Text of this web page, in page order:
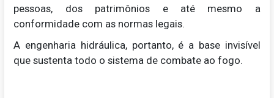
pessoas, dos patrimônios e até mesmo a
conformidade com as normas legais.
A engenharia hidráulica, portanto, é a base invisível
que sustenta todo o sistema de combate ao fogo.